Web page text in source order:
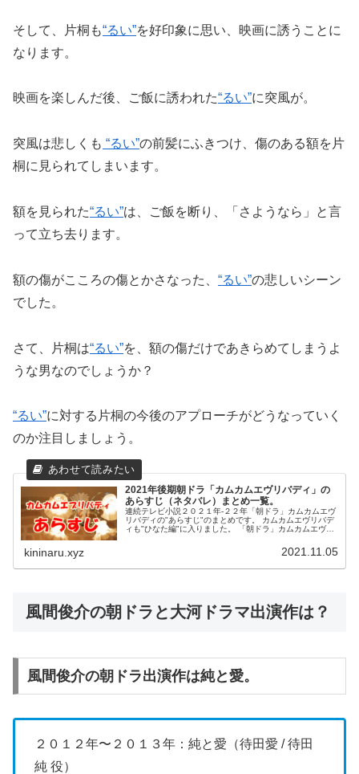
そして、片桐も“るい”を好印象に思い、映画に誘うことに
なります。
映画を楽しんだ後、ご飯に誘われた“るい”に突風が。
突風は悲しくも “るい”の前髪にふきつけ、傷のある額を片
桐に見られてしまいます。
額を見られた“るい”は、ご飯を断り、「さようなら」と言
って立ち去ります。
額の傷がこころの傷とかさなった、 “るい”の悲しいシーン
でした。
さて、片桐は“るい”を、額の傷だけであきらめてしまうよ
うな男なのでしょうか？
“るい”に対する片桐の今後のアプローチがどうなっていく
のか注目しましょう。
2021年後期朝ドラ「カムカムエヴリバディ」の
あらすじ（ネタバレ）まとめ一覧。
連続テレビ小説２０２１年-２２年「朝ドラ」カムカムエヴ
リバディの"あらすじ"のまとめです。 カムカムエヴリバデ
ィも"ひなた編"に入りました。 「朝ドラ」カムカムエヴリ
ました。 ドラマのテーマは英語で「ラジオ英語講座」で
kininaru.xyz 2021.11.05
風間俊介の朝ドラと大河ドラマ出演作は？
風間俊介の朝ドラ出演作は純と愛。
２０１２年〜２０１３年：純と愛（待田愛 / 待田
純 役）